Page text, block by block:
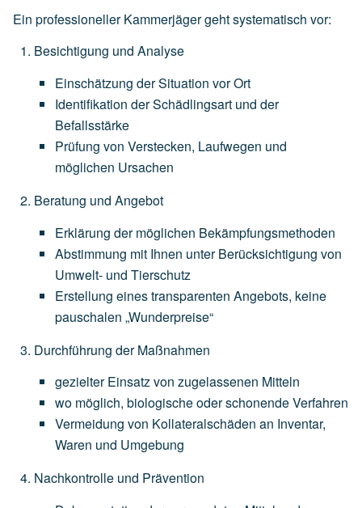
Ein professioneller Kammerjäger geht systematisch vor:
Besichtigung und Analyse
Einschätzung derSituation vorOrt
Identifikation derSchädlingsart und der
Befallsstärke
Prüfung von Verstecken, Laufwegen und
möglichen Ursachen
Beratung und Angebot
Erklärung der möglichen Bekämpfungsmethoden
Abstimmung mit Ihnen unter Berücksichtigung von
Umwelt- und Tierschutz
Erstellung einestransparenten Angebots, keine
pauschalen „Wunderpreise“
Durchführung der Maßnahmen
gezielter Einsatzvon zugelassenen Mitteln
wo möglich, biologischeoderschonendeVerfahren
Vermeidung von Kollateralschäden an Inventar,
Waren und Umgebung
Nachkontrolle und Prävention